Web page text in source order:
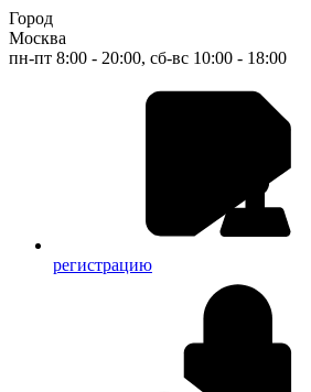
Город
Москва
пн-пт 8:00 - 20:00, сб-вс 10:00 - 18:00
регистрацию